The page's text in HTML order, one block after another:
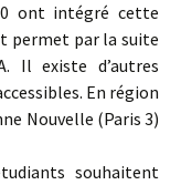
ont intégré cette
permet par la suite
Il existe d’autres
En région
Nouvelle (Paris 3)
souhaitent